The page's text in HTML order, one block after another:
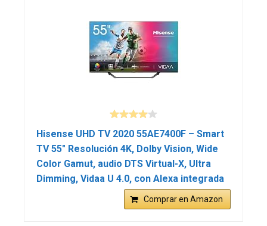
Hisense UHD TV 2020 55AE7400F – Smart
TV 55″ Resolución 4K, Dolby Vision, Wide
Color Gamut, audio DTS Virtual-X, Ultra
Dimming, Vidaa U 4.0, con Alexa integrada
Comprar en Amazon